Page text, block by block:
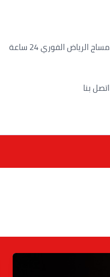
مساج الرياض الفوري 24 ساعة
اتصل بنا